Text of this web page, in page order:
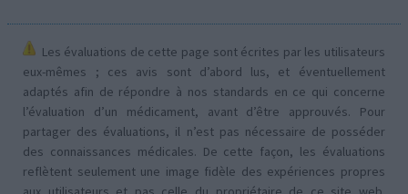
Les évaluations de cette page sont écrites par les utilisateurs
eux-mêmes ; ces avis sont d’abord lus, et éventuellement
adaptés afin de répondre à nos standards en ce qui concerne
l’évaluation d’un médicament, avant d’être approuvés. Pour
partager des évaluations, il n’est pas nécessaire de posséder
des connaissances médicales. De cette façon, les évaluations
reflètent seulement une image fidèle des expériences propres